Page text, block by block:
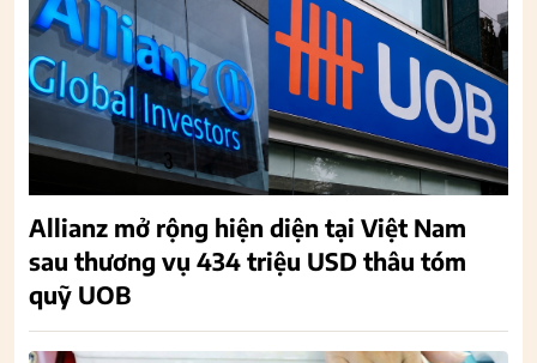
Allianz mở rộng hiện diện tại Việt Nam
sau thương vụ 434 triệu USD thâu tóm
quỹ UOB